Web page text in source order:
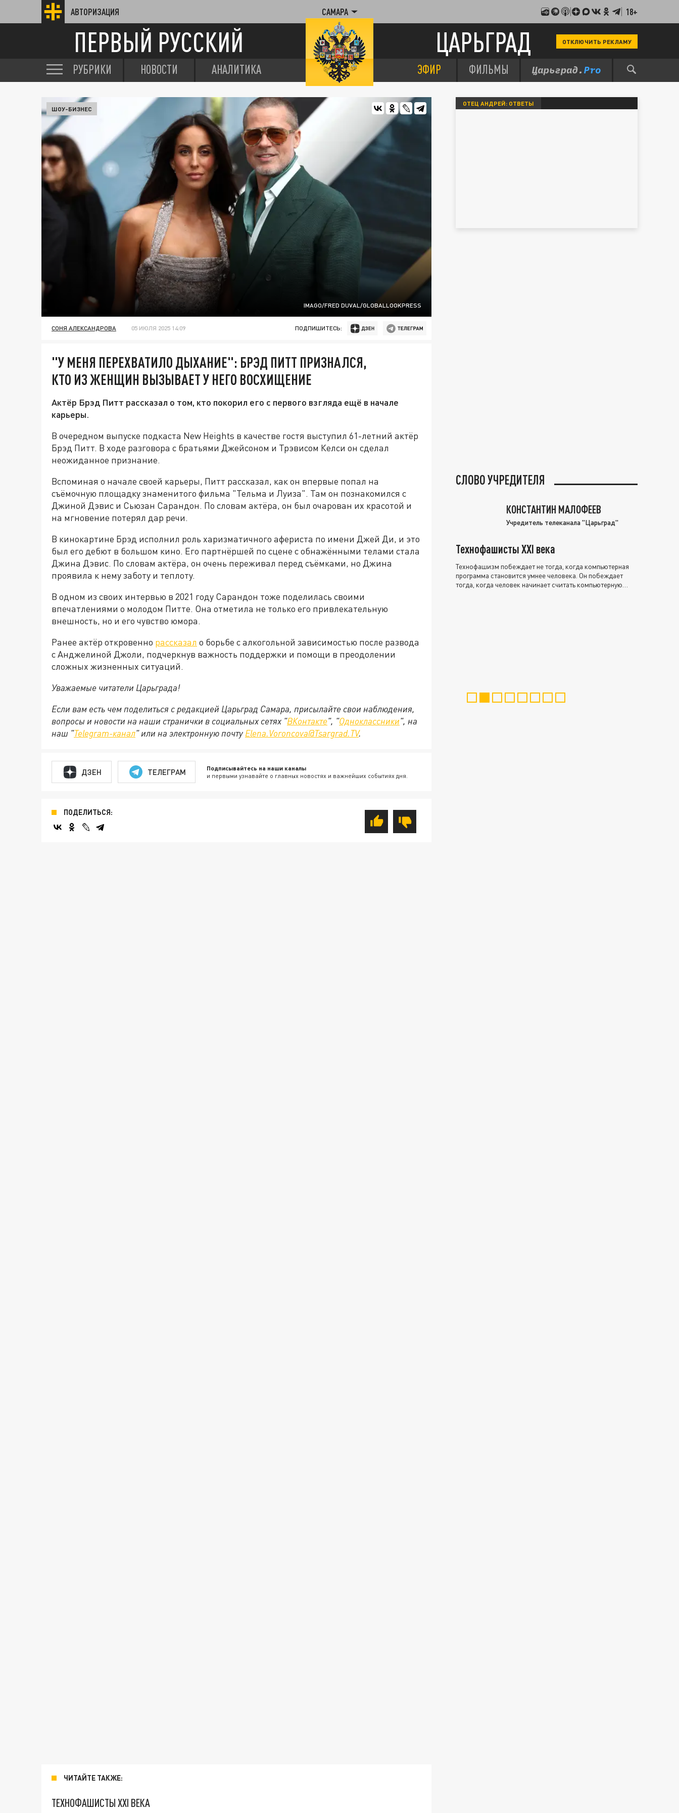
АВТОРИЗАЦИЯ САМАРА 18+
ПЕРВЫЙ РУССКИЙ ЦАРЬГРАД ОТКЛЮЧИТЬ РЕКЛАМУ
РУБРИКИ НОВОСТИ АНАЛИТИКА ЭФИР ФИЛЬМЫ
IMAGO/FRED DUVAL/GLOBALLOOKPRESS
ШОУ-БИЗНЕС
СОНЯ АЛЕКСАНДРОВА 05 ИЮЛЯ 2025 14:09 ПОДПИШИТЕСЬ:
"У МЕНЯ ПЕРЕХВАТИЛО ДЫХАНИЕ": БРЭД ПИТТ ПРИЗНАЛСЯ,
КТО ИЗ ЖЕНЩИН ВЫЗЫВАЕТ У НЕГО ВОСХИЩЕНИЕ
Актёр Брэд Питт рассказал о том, кто покорил его с первого взгляда ещё в начале
карьеры.
В очередном выпуске подкаста New Heights в качестве гостя выступил 61-летний актёр
Брэд Питт. В ходе разговора с братьями Джейсоном и Трэвисом Келси он сделал
неожиданное признание.
Вспоминая о начале своей карьеры, Питт рассказал, как он впервые попал на
съёмочную площадку знаменитого фильма "Тельма и Луиза". Там он познакомился с
Джиной Дэвис и Сьюзан Сарандон. По словам актёра, он был очарован их красотой и
на мгновение потерял дар речи.
В кинокартине Брэд исполнил роль харизматичного афериста по имени Джей Ди, и это
был его дебют в большом кино. Его партнёршей по сцене с обнажёнными телами стала
Джина Дэвис. По словам актёра, он очень переживал перед съёмками, но Джина
проявила к нему заботу и теплоту.
В одном из своих интервью в 2021 году Сарандон тоже поделилась своими
впечатлениями о молодом Питте. Она отметила не только его привлекательную
внешность, но и его чувство юмора.
Ранее актёр откровенно рассказал о борьбе с алкогольной зависимостью после развода
с Анджелиной Джоли, подчеркнув важность поддержки и помощи в преодолении
сложных жизненных ситуаций.
Уважаемые читатели Царьграда!
Если вам есть чем поделиться с редакцией Царьград Самара, присылайте свои наблюдения,
вопросы и новости на наши странички в социальных сетях "ВКонтакте", "Одноклассники", на
наш "Telegram-канал" или на электронную почту Elena.Voroncova@Tsargrad.TV.
ДЗЕН ТЕЛЕГРАМ Подписывайтесь на наши каналы
и первыми узнавайте о главных новостях и важнейших событиях дня.
ПОДЕЛИТЬСЯ:
ЧИТАЙТЕ ТАКЖЕ:
ТЕХНОФАШИСТЫ XXI ВЕКА
ОТЕЦ АНДРЕЙ: ОТВЕТЫ
СЛОВО УЧРЕДИТЕЛЯ
КОНСТАНТИН МАЛОФЕЕВ
Учредитель телеканала "Царьград"
Технофашисты XXI века
Технофашизм побеждает не тогда, когда компьютерная
программа становится умнее человека. Он побеждает
тогда, когда человек начинает считать компьютерную